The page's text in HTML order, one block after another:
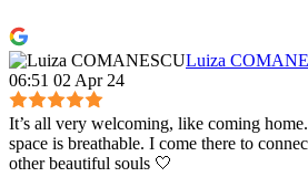
Luiza
06:51 02 Apr 24
It’s all very welcoming, like coming
space is breathable. I come there to
other beautiful souls 🤍